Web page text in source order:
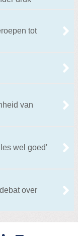
tot
van
wel goed'
over